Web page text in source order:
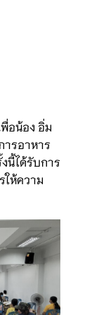
อน้อง อิ่ม
ารอาหาร
นี้ได้รับการ
ห้ความ